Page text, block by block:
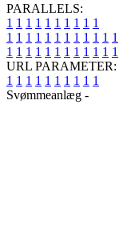
PARALLELS:
1 1 1 1 1 1 1 1 1 1
1 1 1 1 1 1 1 1 1 1 1 1
1 1 1 1 1 1 1 1 1 1 1 1
URL PARAMETER:
1 1 1 1 1 1 1 1 1 1
Svømmeanlæg -